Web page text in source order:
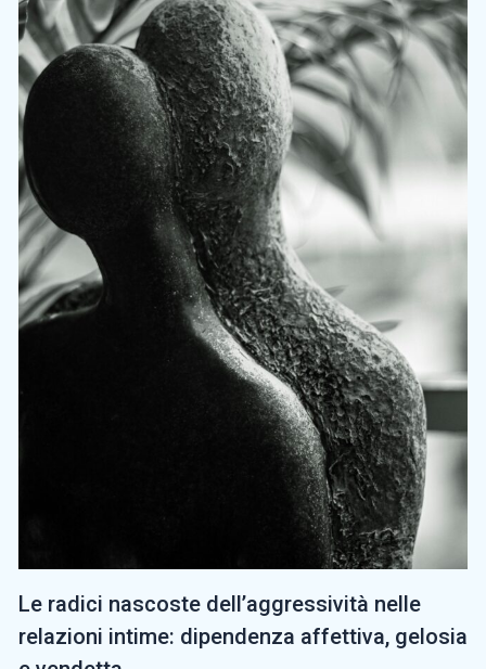
Le radici nascoste dell’aggressività nelle
relazioni intime: dipendenza affettiva, gelosia